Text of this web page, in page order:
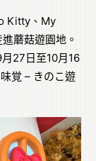
Kitty、My
蘑菇遊園地。
27日至10月16
覚 – きのこ遊